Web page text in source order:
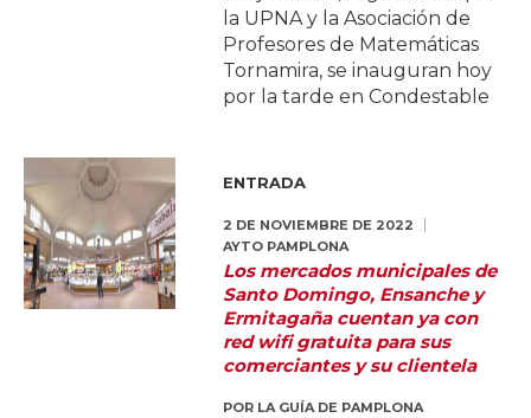
la UPNA y la Asociación de
Profesores de Matemáticas
Tornamira, se inauguran hoy
por la tarde en Condestable
ENTRADA
2 DE NOVIEMBRE DE 2022
AYTO PAMPLONA
Los mercados municipales de
Santo Domingo, Ensanche y
Ermitagaña cuentan ya con
red wifi gratuita para sus
comerciantes y su clientela
POR LA GUÍA DE PAMPLONA